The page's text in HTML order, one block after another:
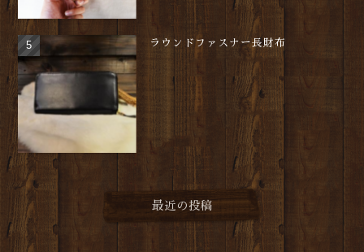
ラウンドファスナー長財布
最近の投稿